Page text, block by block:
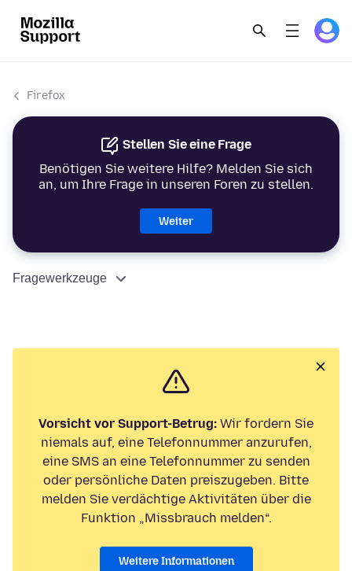
Firefox
Stellen Sie eine Frage
Benötigen Sie weitere Hilfe? Melden Sie sich
an, um Ihre Frage in unseren Foren zu stellen.
Weiter
Fragewerkzeuge
Vorsicht vor Support-Betrug: Wir fordern Sie
niemals auf, eine Telefonnummer anzurufen,
eine SMS an eine Telefonnummer zu senden
oder persönliche Daten preiszugeben. Bitte
melden Sie verdächtige Aktivitäten über die
Funktion „Missbrauch melden“.
Weitere Informationen